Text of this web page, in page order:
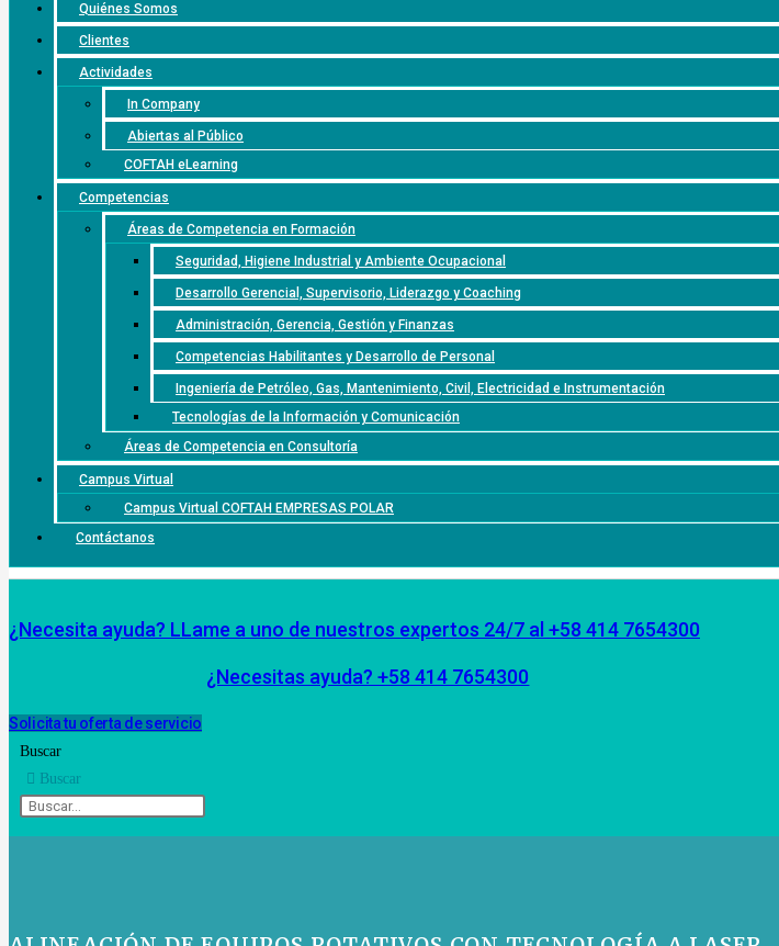
Quiénes Somos
Clientes
Actividades
In Company
Abiertas al Público
COFTAH eLearning
Competencias
Áreas de Competencia en Formación
Seguridad, Higiene Industrial y Ambiente Ocupacional
Desarrollo Gerencial, Supervisorio, Liderazgo y Coaching
Administración, Gerencia, Gestión y Finanzas
Competencias Habilitantes y Desarrollo de Personal
Ingeniería de Petróleo, Gas, Mantenimiento, Civil, Electricidad e Instrumentación
Tecnologías de la Información y Comunicación
Áreas de Competencia en Consultoría
Campus Virtual
Campus Virtual COFTAH EMPRESAS POLAR
Contáctanos
¿Necesita ayuda? LLame a uno de nuestros expertos 24/7 al +58 414 7654300
¿Necesitas ayuda? +58 414 7654300
Solicita tu oferta de servicio
Buscar
Buscar